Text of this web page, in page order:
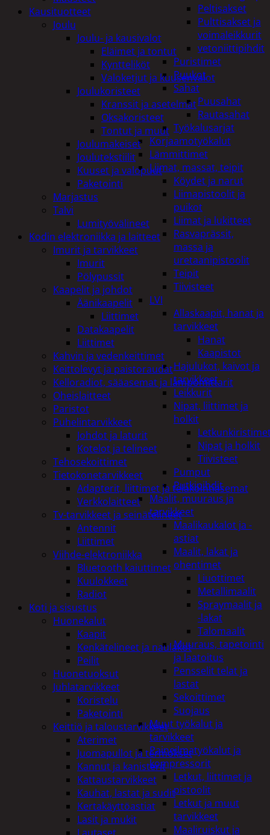
Peltisakset
Pulttisakset ja
voimaleikkurit
vetoniittipihdit
Puristimet
Puukot
Sahat
Puusahat
Rautasahat
Työkalusarjat
Korjaamotyökalut
Lämmittimet
Liimat, massat, teipit
Köydet ja narut
Liimapistoolit ja
puikot
Liimat ja lukitteet
Rasvaprässit,
massa ja
uretaanipistoolit
Teipit
Tiivisteet
LVI
Allaskaapit, hanat ja
tarvikkeet
Hanat
Kaapistot
Hajulukot, kaivot ja
tarvikkeet
Leikkurit
Nipat, liittimet ja
holkit
Nipat ja holkit
Tiivisteet
Pumput
Putkipihdit
Maalit, muuraus ja
tarvikkeet
Maalikaukalot ja -
astiat
Maalit, lakat ja
ohentimet
Liuottimet
Metallimaalit
Spraymaalit ja
-lakat
Talomaalit
Muuraus, tapetointi
ja laatoitus
Pensselit telat ja
lastat
Sekoittimet
Suojaus
Muut työkalut ja
tarvikkeet
Paineilmatyökalut ja
kompressorit
Letkut, liittimet ja
pistoolit
Letkut ja muut
tarvikkeet
Maaliruiskut ja
Kausituotteet
Joulu
Joulu- ja kausivalot
Eläimet ja tontut
Kyntteliköt
Valoketjut ja kuusenvalot
Joulukoristeet
Kranssit ja asetelmat
Oksakoristeet
Tontut ja muut
Joulumakeiset
Joulutekstiilit
Kuuset ja valopuut
Paketointi
Marjastus
Talvi
Lumityövälineet
Kodin elektroniikka ja laitteet
Imurit ja tarvikkeet
Imurit
Pölypussit
Kaapelit ja johdot
Äänikaapelit
Liittimet
Datakaapelit
Liittimet
Kahvin ja vedenkeittimet
Keittolevyt ja paistoraudat
Kelloradiot, sääasemat ja lämpömittarit
Oheislaitteet
Paristot
Puhelintarvikkeet
Johdot ja laturit
Kotelot ja telineet
Tehosekoittimet
Tietokonetarvikkeet
Adapterit, liittimet ja telakointiasemat
Verkkolaitteet
Tv-tarvikkeet ja seinätelineet
Antennit
Liittimet
Viihde-elektroniikka
Bluetooth kaiuttimet
Kuulokkeet
Radiot
Koti ja sisustus
Huonekalut
Kaapit
Kenkätelineet ja naulakot
Peilit
Huonetuoksut
Juhlatarvikkeet
Koristelu
Paketointi
Keittiö ja taloustarvikkeet
Aterimet
Juomapullot ja termokset
Kannut ja kanisterit
Kattaustarvikkeet
Kauhat, lastat ja sudit
Kertakäyttöastiat
Lasit ja mukit